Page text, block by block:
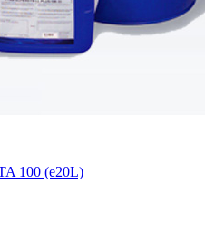
100 (e20L)